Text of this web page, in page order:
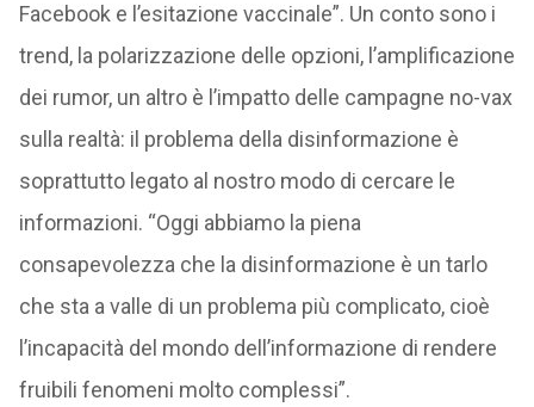
Facebook e l’esitazione vaccinale”. Un conto sono i
trend, la polarizzazione delle opzioni, l’amplificazione
dei rumor, un altro è l’impatto delle campagne no-vax
sulla realtà: il problema della disinformazione è
soprattutto legato al nostro modo di cercare le
informazioni. “Oggi abbiamo la piena
consapevolezza che la disinformazione è un tarlo
che sta a valle di un problema più complicato, cioè
l’incapacità del mondo dell’informazione di rendere
fruibili fenomeni molto complessi”.